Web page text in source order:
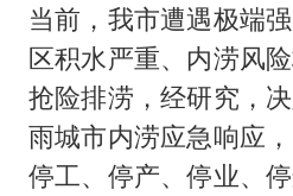
当前，我市遭遇极端
区积水严重、内涝风
抢险排涝，经研究，
雨城市内涝应急响应
停工、停产、停业、停